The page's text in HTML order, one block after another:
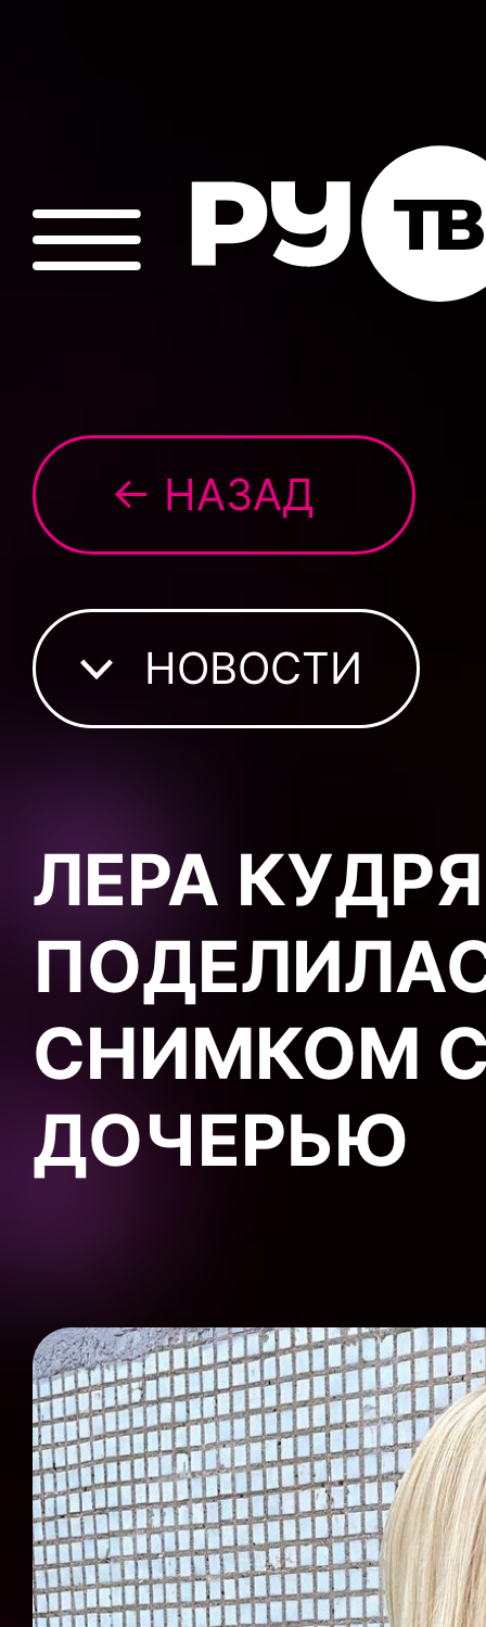
← НАЗАД
НОВОСТИ
ЛЕРА
СНИМКОМ
ДОЧЕРЬЮ